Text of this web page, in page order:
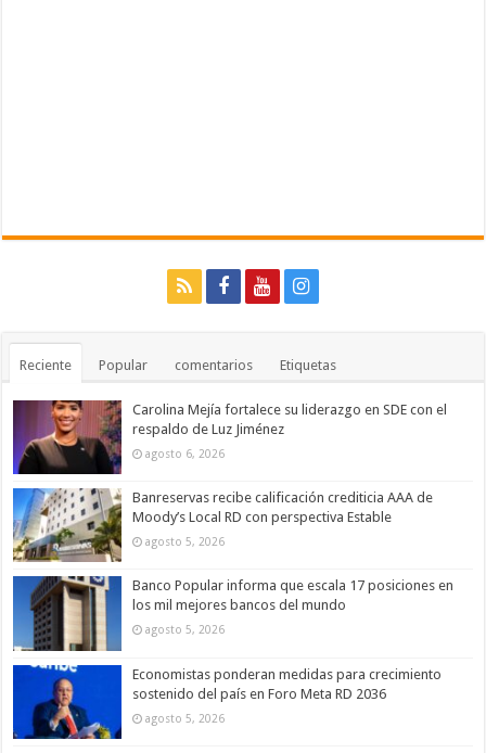
Reciente Popular comentarios Etiquetas
Carolina Mejía fortalece su liderazgo en SDE con el
respaldo de Luz Jiménez
agosto 6, 2026
Banreservas recibe calificación crediticia AAA de
Moody’s Local RD con perspectiva Estable
agosto 5, 2026
Banco Popular informa que escala 17 posiciones en
los mil mejores bancos del mundo
agosto 5, 2026
Economistas ponderan medidas para crecimiento
sostenido del país en Foro Meta RD 2036
agosto 5, 2026